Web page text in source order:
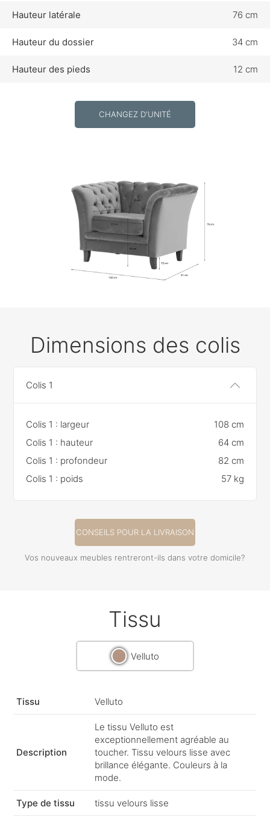
Hauteur latérale 76 cm
Hauteur du dossier 34 cm
Hauteur des pieds 12 cm
CHANGEZ D'UNITÉ
Dimensions des colis
Colis 1
Colis 1 : largeur
108 cm
Colis 1 : hauteur
64 cm
Colis 1 : profondeur
82 cm
Colis 1 : poids
57 kg
CONSEILS POUR LA LIVRAISON
Vos nouveaux meubles rentreront-ils dans votre domicile?
Tissu
Velluto
Tissu Velluto
Description
Le tissu Velluto est
exceptionnellement agréable au
toucher. Tissu velours lisse avec
brillance élégante. Couleurs à la
mode.
Type de tissu tissu velours lisse